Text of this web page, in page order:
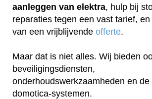
aanleggen van elektra, hulp bij
reparaties tegen een vast tarief,
van een vrijblijvende offerte.
Maar dat is niet alles. Wij bieden
beveiligingsdiensten,
onderhoudswerkzaamheden en de
domotica-systemen.